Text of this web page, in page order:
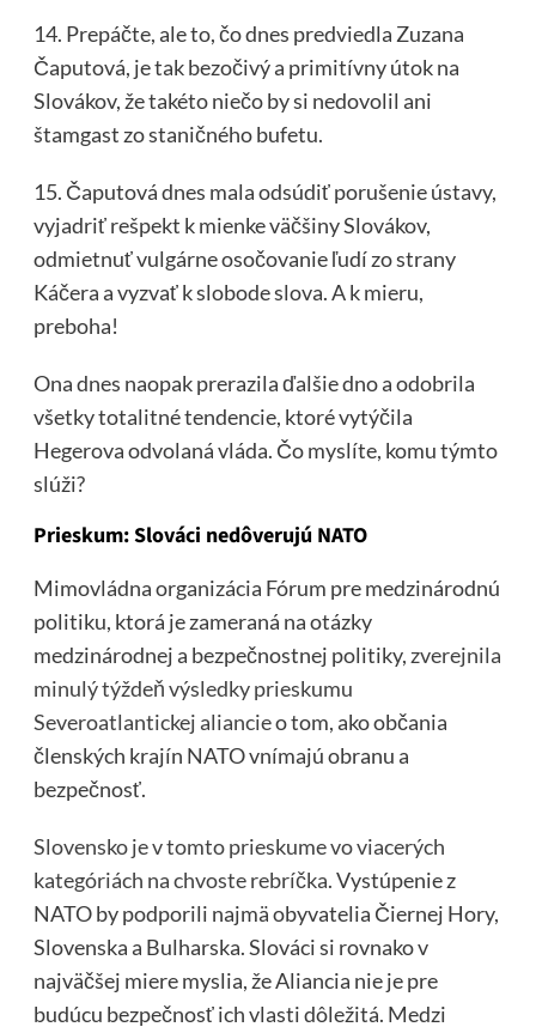
14. Prepáčte, ale to, čo dnes predviedla Zuzana
Čaputová, je tak bezočivý a primitívny útok na
Slovákov, že takéto niečo by si nedovolil ani
štamgast zo staničného bufetu.
15. Čaputová dnes mala odsúdiť porušenie ústavy,
vyjadriť rešpekt k mienke väčšiny Slovákov,
odmietnuť vulgárne osočovanie ľudí zo strany
Káčera a vyzvať k slobode slova. A k mieru,
preboha!
Ona dnes naopak prerazila ďalšie dno a odobrila
všetky totalitné tendencie, ktoré vytýčila
Hegerova odvolaná vláda. Čo myslíte, komu týmto
slúži?
Prieskum: Slováci nedôverujú NATO
Mimovládna organizácia Fórum pre medzinárodnú
politiku, ktorá je zameraná na otázky
medzinárodnej a bezpečnostnej politiky, zverejnila
minulý týždeň výsledky prieskumu
Severoatlantickej aliancieo tom, ako občania
členských krajín NATO vnímajú obranu a
bezpečnosť.
Slovensko je v tomto prieskume vo viacerých
kategóriách na chvoste rebríčka. Vystúpenie z
NATO by podporili najmä obyvatelia Čiernej Hory,
Slovenska a Bulharska. Slováci si rovnako v
najväčšej miere myslia, že Aliancia nie je pre
budúcu bezpečnosť ich vlasti dôležitá. Medzi